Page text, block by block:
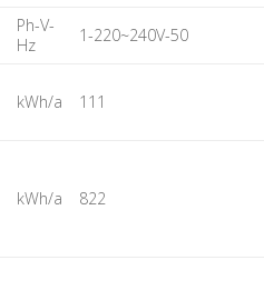
Ph-V-
Hz
1-220~240V-50
kWh/a 111
kWh/a 822